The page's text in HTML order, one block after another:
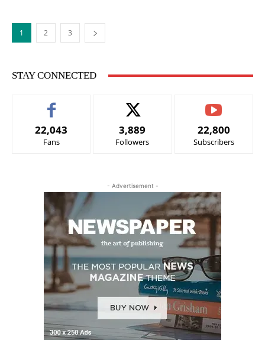
1 2 3
STAY CONNECTED
22,043
Fans
3,889
Followers
22,800
Subscribers
- Advertisement -